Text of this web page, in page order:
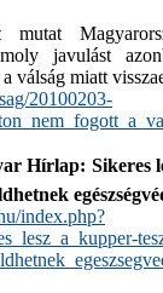
mutat
javulást
válság miatt
20100203-
Hírlap: Sikeres
index.php?